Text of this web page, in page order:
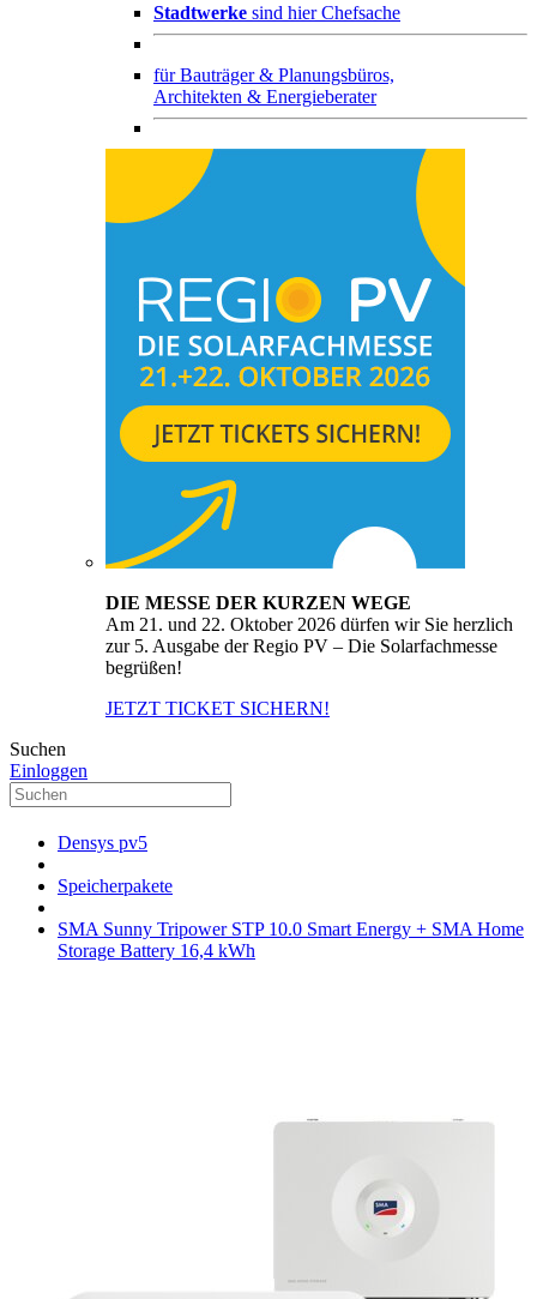
Stadtwerke sind hier Chefsache
fürBauträger & Planungsbüros,
Architekten & Energieberater
DIE MESSE DER KURZEN WEGE
Am 21. und 22. Oktober 2026 dürfen wir Sie herzlich
zur 5. Ausgabe der Regio PV – Die Solarfachmesse
begrüßen!
JETZT TICKET SICHERN!
Suchen
Einloggen
Densys pv5
Speicherpakete
SMA Sunny Tripower STP 10.0 Smart Energy + SMA Home
Storage Battery 16,4 kWh